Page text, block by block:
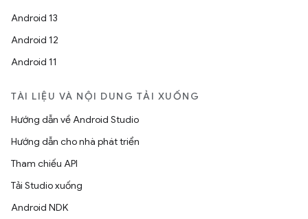
Android 13
Android 12
Android 11
TÀI LIỆU VÀ NỘI DUNG TẢI XUỐNG
Hướng dẫn về Android Studio
Hướng dẫn cho nhà phát triển
Tham chiếu API
Tải Studio xuống
Android NDK